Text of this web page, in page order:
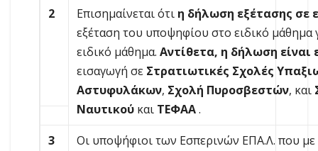
2 Επισημαίνεται ότι η δήλωση εξέτασης σε
εξέταση του υποψηφίου στο ειδικό
ειδικό μάθημα.Αντίθετα, η δήλωση είναι
εισαγωγή σε Στρατιωτικές Σχολές
Αστυφυλάκων, Σχολή Πυροσβεστών, και
Ναυτικού και ΤΕΦΑΑ.
3
Οι υποψήφιοι των Εσπερινών ΕΠΑ.Λ. που